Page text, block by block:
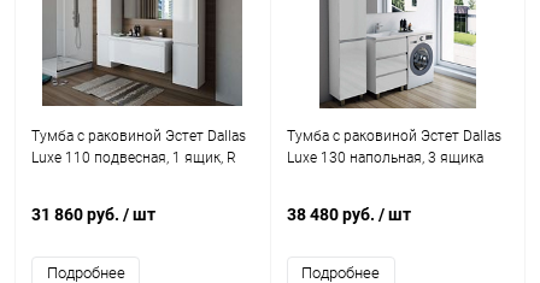
Тумба с раковиной Эстет Dallas
Luxe 110 подвесная, 1 ящик, R
31 860 руб. / шт
Подробнее
Тумба с раковиной Эстет Dallas
Luxe 130 напольная, 3 ящика
38 480 руб. / шт
Подробнее